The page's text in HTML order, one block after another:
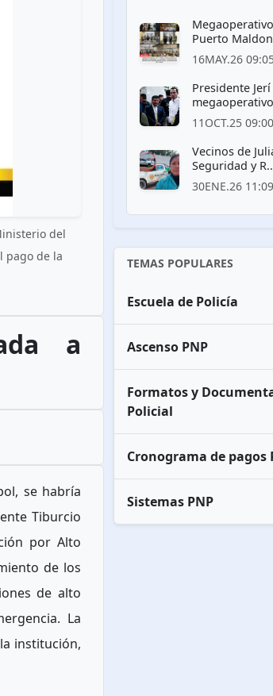
del
pago de la
a
se habría
Tiburcio
por Alto
de los
de alto
La
institución,
Puerto
16MAY.26
Presidente
11OCT.25 09:00
Vecinos de
Seguridad y
30ENE.26 11:09
TEMAS POPULARES
Escuela de Policía
Ascenso PNP
Formatos y
Policial
Cronograma de pagos
Sistemas PNP